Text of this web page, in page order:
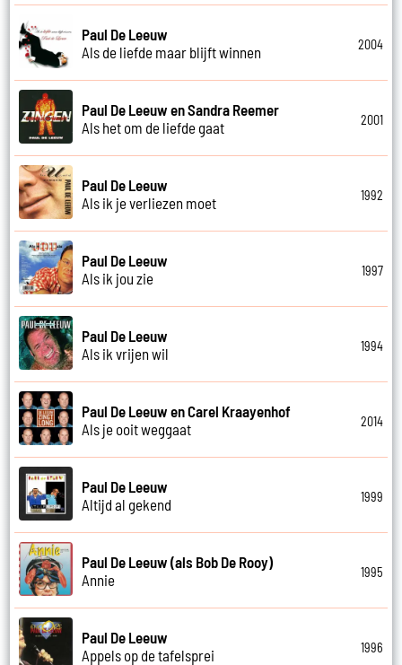
Paul De Leeuw
Als de liefde maar blijft winnen
2004
Paul De Leeuw en Sandra Reemer
Als het om de liefde gaat
2001
Paul De Leeuw
Als ik je verliezen moet
1992
Paul De Leeuw
Als ik jou zie
1997
Paul De Leeuw
Als ik vrijen wil
1994
Paul De Leeuw en Carel Kraayenhof
Als je ooit weggaat
2014
Paul De Leeuw
Altijd al gekend
1999
Paul De Leeuw (als Bob De Rooy)
Annie
1995
Paul De Leeuw
Appels op de tafelsprei
1996